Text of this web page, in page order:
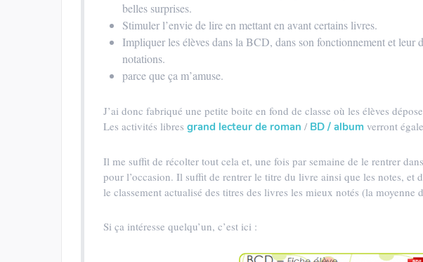
belles surprises.
Stimuler l’envie de lire en mettant en avant certains livres.
Impliquer les élèves dans la BCD, dans son fonctionnement et leur
notations.
parce que ça m’amuse.
J’ai donc fabriqué une petite boite en fond de classe où les élèves
Les activités libres grand lecteur de roman / BD / album verront
Il me suffit de récolter tout cela et, une fois par semaine de le rentrer
pour l’occasion. Il suffit de rentrer le titre du livre ainsi que les notes, et
le classement actualisé des titres des livres les mieux notés (la moyenne
Si ça intéresse quelqu’un, c’est ici :